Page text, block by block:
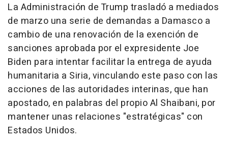
La Administración de Trump trasladó a mediados
de marzo una serie de demandas a Damasco a
cambio de una renovación de la exención de
sanciones aprobada por el expresidente Joe
Biden para intentar facilitar la entrega de ayuda
humanitaria a Siria, vinculando este paso con las
acciones de las autoridades interinas, que han
apostado, en palabras del propio Al Shaibani, por
mantener unas relaciones "estratégicas" con
Estados Unidos.